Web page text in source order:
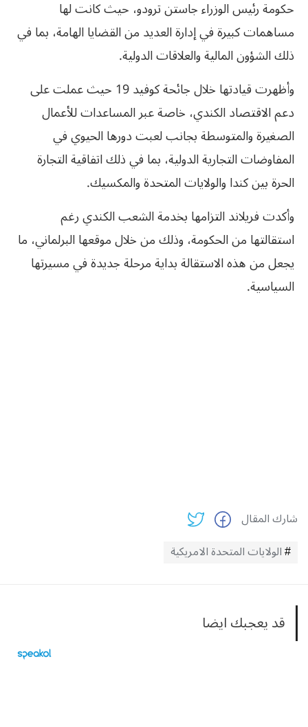
حكومة رئيس الوزراء جاستن ترودو، حيث كانت لها
مساهمات كبيرة في إدارة العديد من القضايا الهامة، بما في
ذلك الشؤون المالية والعلاقات الدولية.
وأظهرت قيادتها خلال جائحة كوفيد 19 حيث عملت على
دعم الاقتصاد الكندي، خاصة عبر المساعدات للأعمال
الصغيرة والمتوسطة بجانب لعبت دورها الحيوي في
المفاوضات التجارية الدولية، بما في ذلك اتفاقية التجارة
الحرة بين كندا والولايات المتحدة والمكسيك.
وأكدت فريلاند التزامها بخدمة الشعب الكندي رغم
استقالتها من الحكومة، وذلك من خلال موقعها البرلماني، ما
يجعل من هذه الاستقالة بداية مرحلة جديدة في مسيرتها
السياسية.
شارك المقال
الولايات المتحدة الامريكية
قد يعجبك ايضا